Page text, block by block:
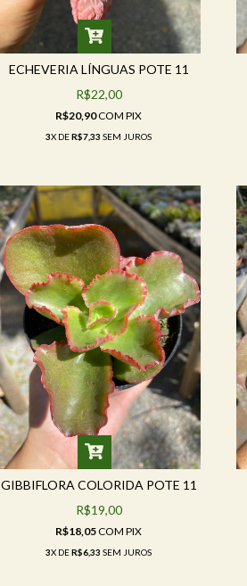
ECHEVERIA LÍNGUAS POTE 11
R$22,00
R$20,90COM PIX
3X DER$7,33 SEM JUROS
GIBBIFLORA COLORIDA POTE 11
R$19,00
R$18,05COM PIX
3X DER$6,33 SEM JUROS